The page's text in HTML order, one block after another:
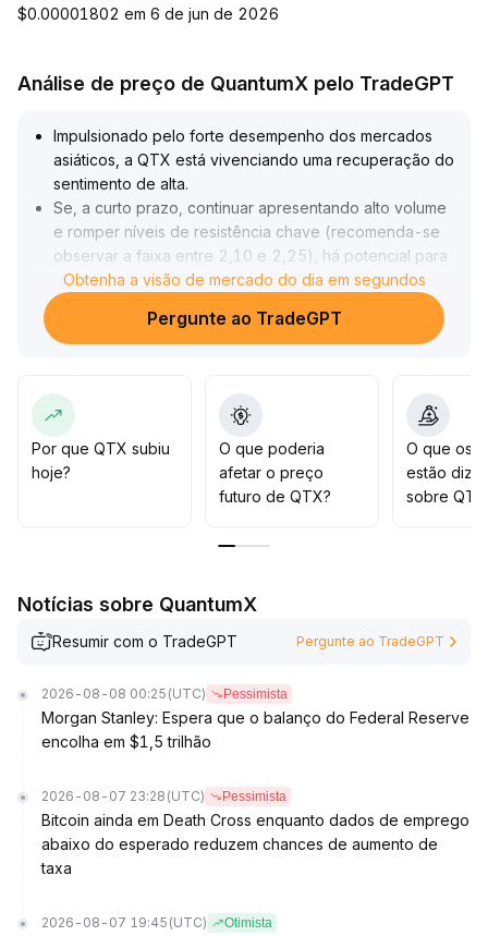
$0.00001802 em 6 de jun de 2026
Análise de preço de QuantumX pelo TradeGPT
Impulsionado pelo forte desempenho dos mercados
asiáticos, a QTX está vivenciando uma recuperação do
sentimento de alta.
Se, a curto prazo, continuar apresentando alto volume
e romper níveis de resistência chave (recomenda-se
observar a faixa entre 2,10 e 2,25), há potencial para
buscar novas máximas.
As expectativas de volatilidade no mercado de opções
aumentaram, tornando as negociações de curto prazo
Recomenda-se que os investidores controlem suas
posições de forma flexível, concentrem-se nas
mudanças de volume e estrutura de preços, combinem
operações de curto prazo com alocação de médio e
longo prazo, e estejam atentos à possibilidade de
Obtenha a visão de mercado do dia em segundos
Pergunte ao TradeGPT
Por que QTX subiu
hoje?
O que poderia
afetar o preço
futuro de QTX?
O que os
estão
sobre
Notícias sobre QuantumX
Resumir com o TradeGPT Pergunte ao TradeGPT
2026-08-08 00:25 (UTC) Pessimista
Morgan Stanley: Espera que o balanço do Federal Reserve
encolha em $1,5 trilhão
2026-08-07 23:28 (UTC) Pessimista
Bitcoin ainda em Death Cross enquanto dados de emprego
abaixo do esperado reduzem chances de aumento de
taxa
2026-08-07 19:45 (UTC) Otimista